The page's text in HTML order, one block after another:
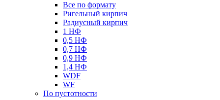
Все по формату
Ригельный кирпич
Радиусный кирпич
1 НФ
0,5 НФ
0,7 НФ
0,9 НФ
1,4 НФ
WDF
WF
По пустотности